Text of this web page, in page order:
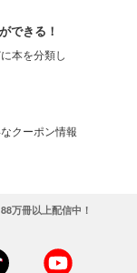
できる！
本を分類し
クーポン情報
万冊以上配信中！